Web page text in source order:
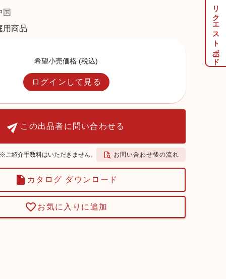
商品
希望小売価格 (税込)
ログインして見る
この出品者に問い合わせる
※ご紹介手数料はいただきません。 お問い合わせ後の流れ
カタログ ダウンロード
お気に入りに追加
リクエストボード